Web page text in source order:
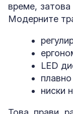
време,
Модерните
LED
ниски